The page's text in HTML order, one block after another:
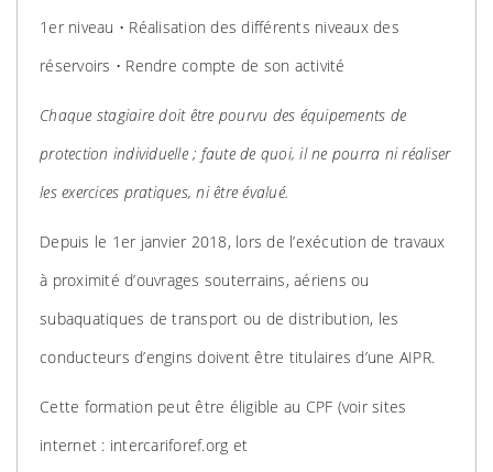
1er niveau • Réalisation des différents niveaux des
réservoirs • Rendre compte de son activité
Chaque stagiaire doit être pourvu des équipements de
protection individuelle ; faute de quoi, il ne pourra ni réaliser
les exercices pratiques, ni être évalué.
Depuis le 1er janvier 2018, lors de l’exécution de travaux
à proximité d’ouvrages souterrains, aériens ou
subaquatiques de transport ou de distribution, les
conducteurs d’engins doivent être titulaires d’une AIPR.
Cette formation peut être éligible au CPF (voir sites
internet : intercariforef.org et